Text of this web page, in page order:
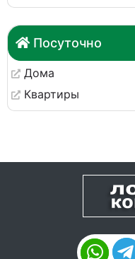
Посуточно
Дома
Квартиры